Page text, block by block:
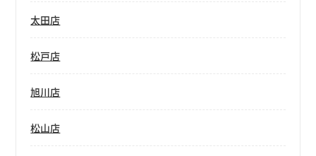
太田店
松戸店
旭川店
松山店